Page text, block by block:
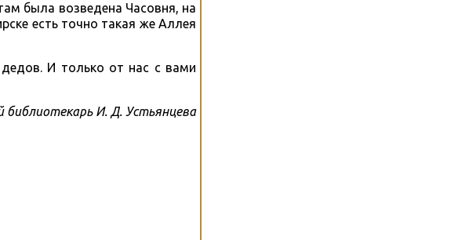
была возведена Часовня, на
есть точно такая же Аллея
И только от нас с вами
библиотекарь И. Д. Устьянцева